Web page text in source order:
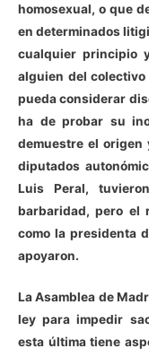
homosexual, o que
en determinados
cualquier principio
alguien del
pueda considerar
ha de probar su
demuestre el origen
diputados
Luis Peral,
barbaridad, pero el
como la presidenta
apoyaron.
La Asamblea de
ley para impedir
esta última tiene